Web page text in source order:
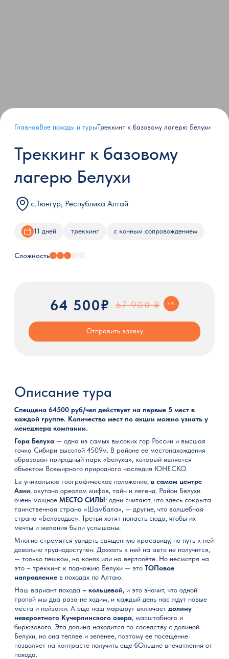
ГлавнаяВсе походы и турыТреккинг к базовому лагерю Белухи
Треккинг к базовому
лагерю Белухи
с.Тюнгур, Республика Алтай
11 дней треккинг с конным сопровождением
Сложность
64 500₽ 67 900 ₽ 5%
Отправить заявку
Описание тура
Спеццена 64500 руб/чел действует на первые 5 мест в
каждой группе. Количество мест по акции можно узнать у
менеджера компании.
Гора Белуха — одна из самых высоких гор России и высшая
точка Сибири высотой 4509м. В районе ее местонахождения
образован природный парк «Белуха», который является
объектом Всемирного природного наследия ЮНЕСКО.
Ее уникальное географическое положение, в самом центре
Азии, окутано ореолом мифов, тайн и легенд. Район Белухи
очень мощное МЕСТО СИЛЫ: одни считают, что здесь сокрыта
таинственная страна «Шамбала», — другие, что волшебная
страна «Беловодье». Третьи хотят попасть сюда, чтобы их
мечты и желания были услышаны.
Многие стремятся увидеть священную красавицу, но путь к ней
довольно труднодоступен. Доехать к ней на авто не получится,
— только пешком, на конях или на вертолёте. Но несмотря на
это – треккинг к подножию Белухи — это ТОПовое
направление в походах по Алтаю.
Наш вариант похода – кольцевой, и это значит, что одной
тропой мы два раза не ходим, и каждый день нас ждут новые
места и пейзажи. А еще наш маршрут включает долину
невероятного Кучерлинского озера, масштабного и
бирюзового. Эта долина находится по соседству с долиной
Белухи, но она теплее и зеленее, поэтому ее посещение
позволяет на контрасте получить еще бОльшие впечатления от
похода.